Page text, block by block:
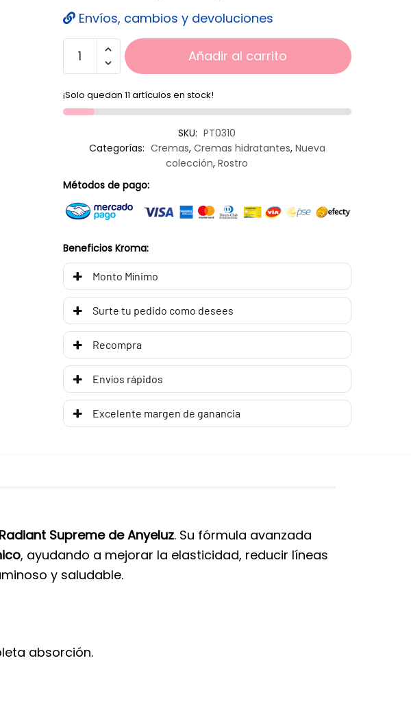
Envíos, cambios y devoluciones
Añadir al carrito
¡Solo quedan 11 artículos en stock!
SKU: PT0310
Categorías: Cremas, Cremas hidratantes, Nueva
colección,Rostro
Métodos de pago:
Beneficios Kroma:
Monto Mínimo
Surte tu pedido como desees
Recompra
Envíos rápidos
Excelente margen de ganancia
Supreme de Anyeluz. Su fórmula avanzada
, ayudando a mejorar la elasticidad, reducir líneas
y saludable.
absorción.